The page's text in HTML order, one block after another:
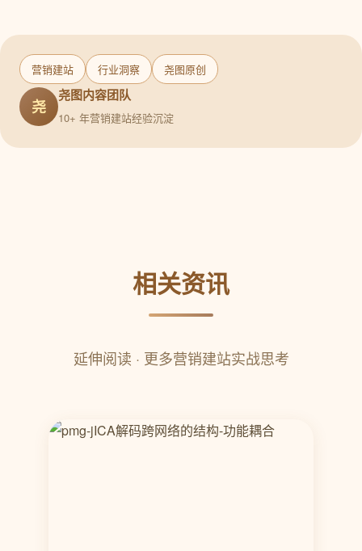
营销建站 行业洞察 尧图原创
尧
尧图内容团队
10+ 年营销建站经验沉淀
相关资讯
延伸阅读 · 更多营销建站实战思考